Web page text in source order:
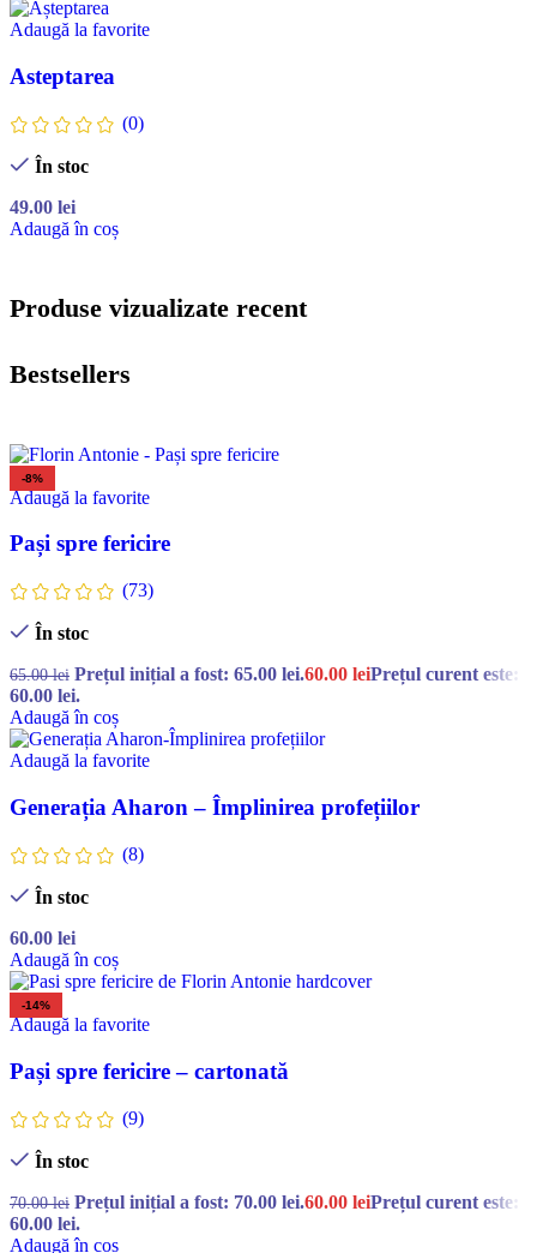
Adaugă la favorite
Asteptarea
(0)
În stoc
49.00 lei
Adaugă în coș
Produse vizualizate recent
Bestsellers
-8%
Adaugă la favorite
Pași spre fericire
(73)
În stoc
65.00lei Prețul inițial a fost: 65.00 lei.60.00 leiPrețul curent este:
60.00 lei.
Adaugă în coș
Adaugă la favorite
Generația Aharon – Împlinirea profețiilor
(8)
În stoc
60.00 lei
Adaugă în coș
-14%
Adaugă la favorite
Pași spre fericire – cartonată
(9)
În stoc
70.00lei Prețul inițial a fost: 70.00 lei.60.00 leiPrețul curent este:
60.00 lei.
Adaugă în coș